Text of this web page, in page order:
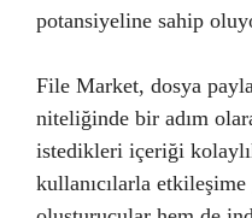
potansiyeline sahip
File Market, dosya
niteliğinde bir adım
istedikleri içeriği
kullanıcılarla